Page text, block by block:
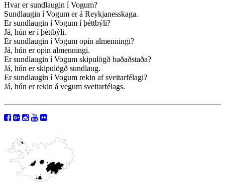
Hvar er sundlaugin í Vogum?
Sundlaugin í Vogum er á Reykjanesskaga.
Er sundlaugin í Vogum í þéttbýli?
Já, hún er í þéttbýli.
Er sundlaugin í Vogum opin almenningi?
Já, hún er opin almenningi.
Er sundlaugin í Vogum skipulögð baðaðstaða?
Já, hún er skipulögð sundlaug.
Er sundlaugin í Vogum rekin af sveitarfélagi?
Já, hún er rekin á vegum sveitarfélags.